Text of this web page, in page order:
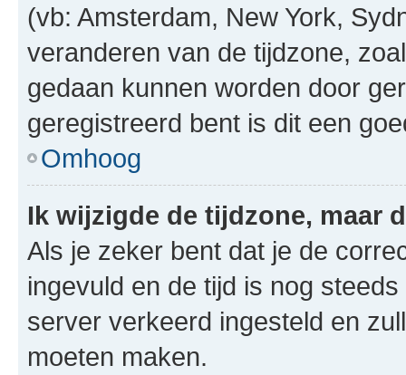
(vb: Amsterdam, New York,
veranderen van de tijdzone,
gedaan kunnen worden door
geregistreerd bent is dit een
Omhoog
Ik wijzigde de tijdzone, maar
Als je zeker bent dat je de
ingevuld en de tijd is nog
server verkeerd ingesteld en
moeten maken.